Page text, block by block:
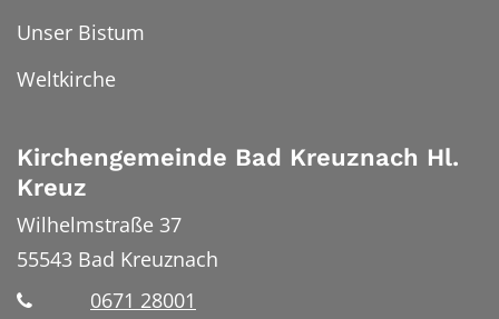
Unser Bistum
Weltkirche
Kirchengemeinde Bad Kreuznach Hl.
Kreuz
Wilhelmstraße 37
55543 Bad Kreuznach
0671 28001